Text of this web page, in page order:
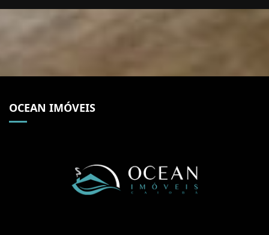
OCEAN IMÓVEIS